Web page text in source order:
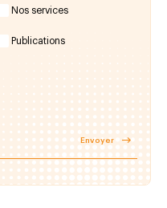
Nos services
Publications
Envoyer